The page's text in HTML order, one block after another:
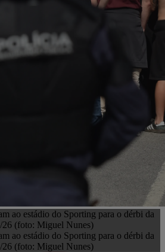
ao estádio do Sporting para o dérbi da
26 (foto: Miguel Nunes)
ao estádio do Sporting para o dérbi da
26 (foto: Miguel Nunes)